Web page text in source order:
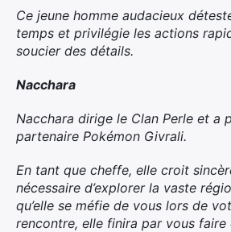
Ce jeune homme audacieux
temps et privilégie les actions
soucier des détails.
Nacchara
Nacchara dirige le Clan Perle et a
partenaire Pokémon Givrali.​
En tant que cheffe, elle croit
nécessaire d’explorer la vaste
qu’elle se méfie de vous lors de
rencontre, elle finira par vous